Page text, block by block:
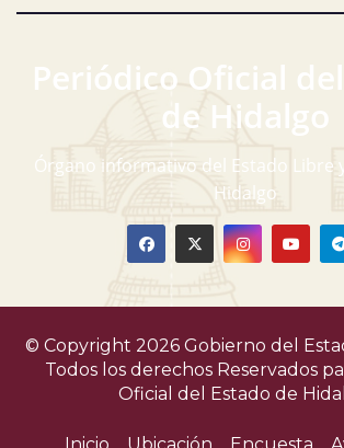
Periódico Oficial
de Hidalgo
Órgano informativo del Estado Libre
Hidalgo
© Copyright 2026 Gobierno del
Todos los derechos Reservados
Oficial del Estado de
Inicio Ubicación Encuesta